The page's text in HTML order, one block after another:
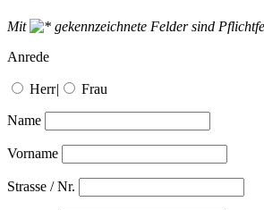
Mit
gekennzeichnete Felder sind
Anrede
Herr| Frau
Name
Vorname
Strasse / Nr.